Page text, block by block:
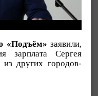
«Подъём» заявили,
зарплата Сергея
других городов-